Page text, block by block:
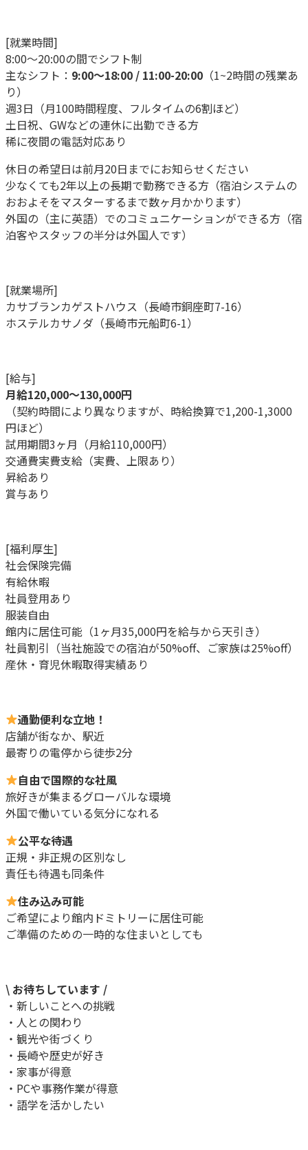
[就業時間]
8:00〜20:00の間でシフト制
主なシフト： 9:00〜18:00 / 11:00-20:00 （1~2時間の残業あ
り）
週3日（月100時間程度、フルタイムの6割ほど）
土日祝、GWなどの連休に出勤できる方
稀に夜間の電話対応あり
休日の希望日は前月20日までにお知らせください
少なくても2年以上の長期で勤務できる方（宿泊システムの
おおよそをマスターするまで数ヶ月かかります）
外国の（主に英語）でのコミュニケーションができる方（宿
泊客やスタッフの半分は外国人です）
[就業場所]
カサブランカゲストハウス（長崎市銅座町7-16）
ホステルカサノダ（長崎市元船町6-1）
[給与]
月給120,000〜130,000円
（契約時間により異なりますが、時給換算で1,200-1,3000
円ほど）
試用期間3ヶ月（月給110,000円）
交通費実費支給（実費、上限あり）
昇給あり
賞与あり
[福利厚生]
社会保険完備
有給休暇
社員登用あり
服装自由
館内に居住可能（1ヶ月35,000円を給与から天引き）
社員割引（当社施設での宿泊が50%off、ご家族は25%off）
産休・育児休暇取得実績あり
通勤便利な立地！
店舗が街なか、駅近
最寄りの電停から徒歩2分
自由で国際的な社風
旅好きが集まるグローバルな環境
外国で働いている気分になれる
公平な待遇
正規・非正規の区別なし
責任も待遇も同条件
住み込み可能
ご希望により館内ドミトリーに居住可能
ご準備のための一時的な住まいとしても
\ お待ちしています /
・新しいことへの挑戦
・人との関わり
・観光や街づくり
・長崎や歴史が好き
・家事が得意
・PCや事務作業が得意
・語学を活かしたい